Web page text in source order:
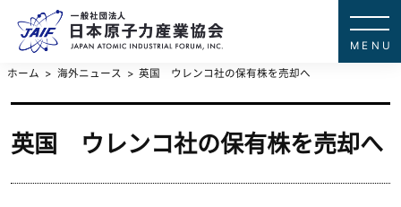
ホーム 海外ニュース 英国 ウレンコ社の保有株を売却へ
英国 ウレンコ社の保有株を売却へ